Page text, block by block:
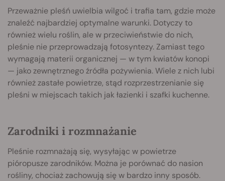
Przeważnie pleśń uwielbia wilgoć i trafia tam, gdzie może
znaleźć najbardziej optymalne warunki. Dotyczy to
również wielu roślin, ale w przeciwieństwie do nich,
pleśnie nie przeprowadzają fotosyntezy. Zamiast tego
wymagają materii organicznej — w tym kwiatów konopi
— jako zewnętrznego źródła pożywienia. Wiele z nich lubi
również zastałe powietrze, stąd rozprzestrzenianie się
pleśni w miejscach takich jak łazienki i szafki kuchenne.
Zarodniki i rozmnażanie
Pleśnie rozmnażają się, wysyłając w powietrze
pióropusze zarodników. Można je porównać do nasion
rośliny, chociaż zachowują się w bardzo inny sposób.